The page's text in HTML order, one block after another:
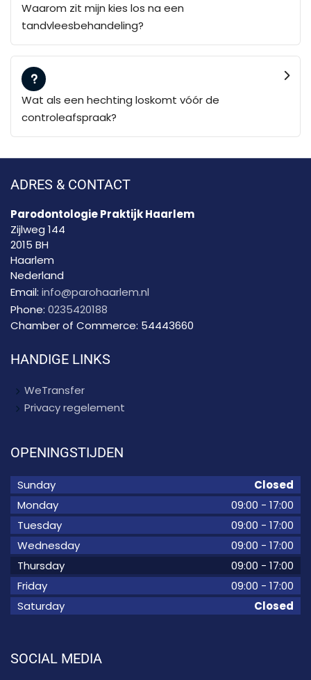
Waarom zit mijn kies los na een
tandvleesbehandeling?
Wat als een hechting loskomt vóór de
controleafspraak?
ADRES & CONTACT
Parodontologie Praktijk Haarlem
Zijlweg 144
2015 BH
Haarlem
Nederland
Email: info@parohaarlem.nl
Phone: 0235420188
Chamber of Commerce: 54443660
HANDIGE LINKS
WeTransfer
Privacy regelement
OPENINGSTIJDEN
Sunday
Closed
Monday
09:00 - 17:00
Tuesday
09:00 - 17:00
Wednesday
09:00 - 17:00
Thursday
09:00 - 17:00
Friday
09:00 - 17:00
Saturday
Closed
SOCIAL MEDIA